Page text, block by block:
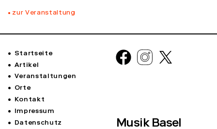
zur Veranstaltung
Startseite
Artikel
Veranstaltungen
Orte
Kontakt
Impressum
Datenschutz
Musik Basel